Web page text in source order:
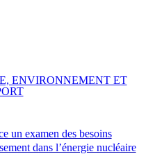
un examen des besoins
dans l’énergie nucléaire
ENVIRONNEMENT ET